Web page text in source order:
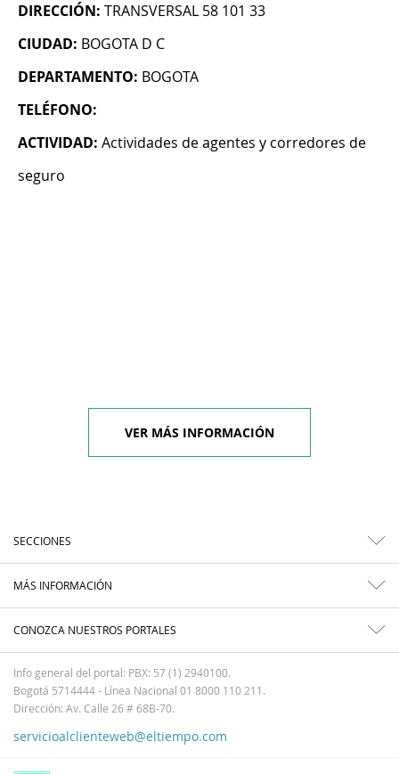
DIRECCIÓN: TRANSVERSAL 58 101 33
CIUDAD: BOGOTA D C
DEPARTAMENTO: BOGOTA
TELÉFONO:
ACTIVIDAD: Actividades de agentes y corredores de
seguro
VER MÁS INFORMACIÓN
SECCIONES
MÁS INFORMACIÓN
CONOZCA NUESTROS PORTALES
Info general del portal: PBX: 57 (1) 2940100.
Bogotá 5714444 - Línea Nacional 01 8000 110 211.
Dirección: Av. Calle 26 # 68B-70.
servicioalclienteweb@eltiempo.com